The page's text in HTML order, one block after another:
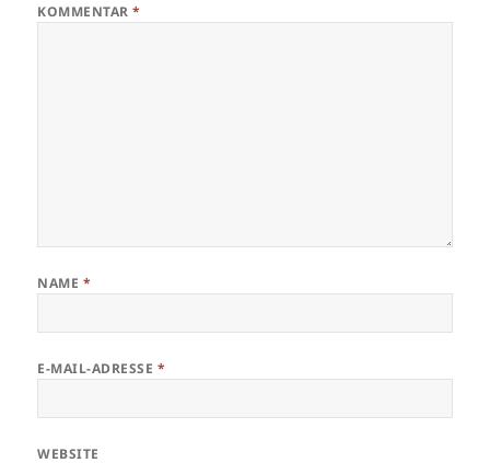
KOMMENTAR*
NAME *
E-MAIL-ADRESSE *
WEBSITE